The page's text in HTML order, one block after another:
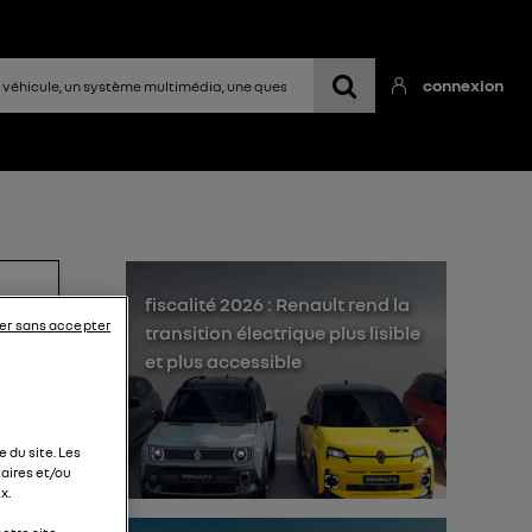
connexion
fiscalité 2026 : Renault rend la
transition électrique plus lisible
et plus accessible
du site. Les
et/ou
sans accepter